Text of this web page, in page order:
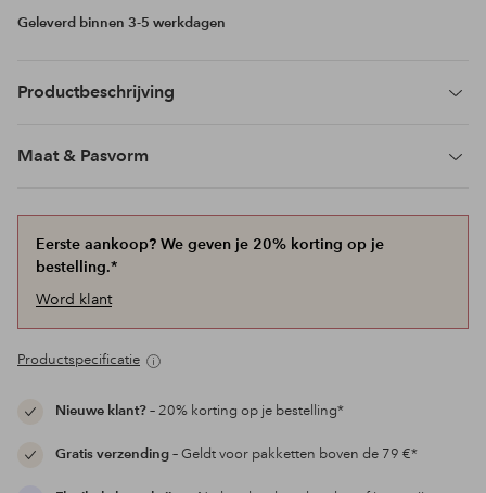
Geleverd binnen 3-5 werkdagen
Productbeschrijving
Maat & Pasvorm
Eerste aankoop? We geven je 20% korting op je
bestelling.*
Word klant
Productspecificatie
Nieuwe klant?– 20% korting op je bestelling*
Gratis verzending– Geldt voor pakketten boven de 79 €*